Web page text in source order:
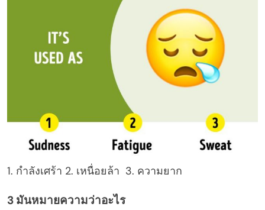
1. กำลังเศร้า 2. เหนื่อยล้า 3. ความยาก
3 มันหมายความว่าอะไร